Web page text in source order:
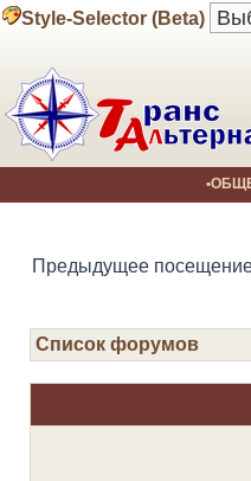
Style-Selector (Beta)
Предыдущее
Список форумов